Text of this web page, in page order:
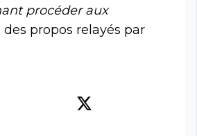
procéder aux
propos relayés par